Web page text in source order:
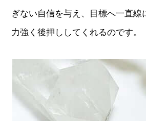
ぎない自信を与え、目標へ一直線
力強く後押ししてくれるのです。